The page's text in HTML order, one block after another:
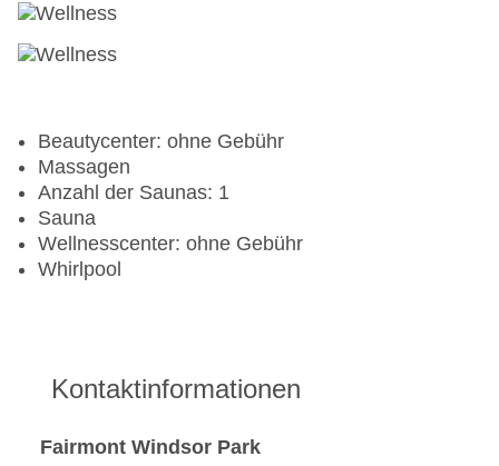
Beautycenter: ohne Gebühr
Massagen
Anzahl der Saunas: 1
Sauna
Wellnesscenter: ohne Gebühr
Whirlpool
Kontaktinformationen
Fairmont Windsor Park